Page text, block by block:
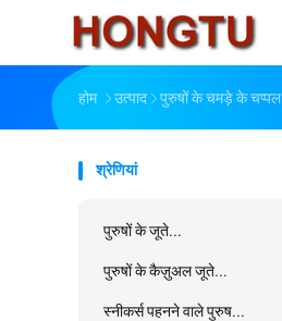
होम उत्पाद पुरुषों के चमड़े के चप्पल
श्रेणियां
पुरुषों के जूते...
पुरुषों के कैज़ुअल जूते...
स्नीकर्स पहनने वाले पुरुष...